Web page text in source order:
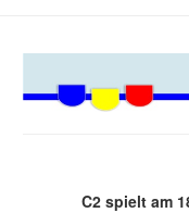
C2 spielt am